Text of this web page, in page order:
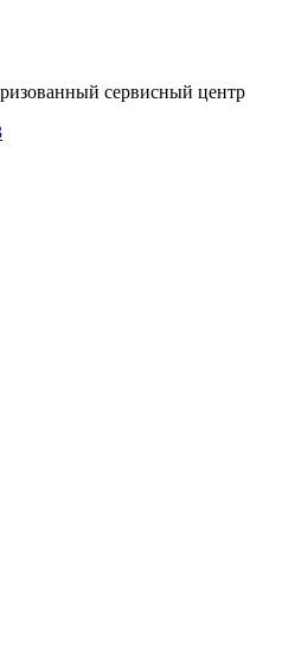
сервисный центр